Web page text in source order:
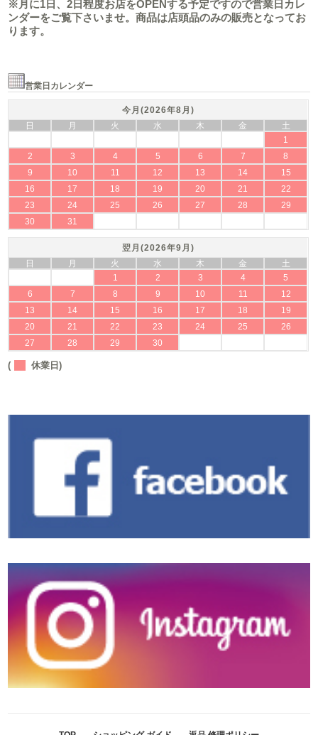
※月に1日、2日程度お店をOPENする予定ですので営業日カレ
ンダーをご覧下さいませ。商品は店頭品のみの販売となってお
ります。
営業日カレンダー
今月(2026年8月)
日
月 火 水 木 金
土
1
2
3 4 5 6 7
8
9
10 11 12 13 14
15
16
17 18 19 20 21
22
23
24 25 26 27 28
29
30
31
翌月(2026年9月)
日
月 火 水 木 金
土
1
2 3 4
5
6
7 8 9 10 11
12
13
14 15 16 17 18
19
20
21 22 23 24 25
26
27
28 29 30
( 休業日)